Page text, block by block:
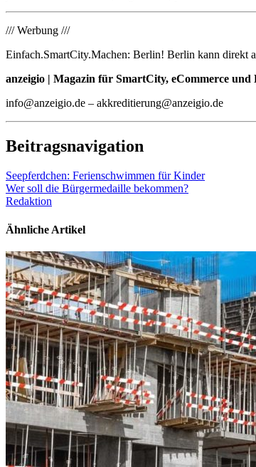
/// Werbung ///
Einfach.SmartCity.Machen: Berlin! Berlin kann direkt
anzeigio | Magazin für SmartCity, eCommerce
info@anzeigio.de – akkreditierung@anzeigio.de
Beitragsnavigation
Seepferdchen: Ferienschwimmen für Kinder
Wer soll die Bürgermedaille bekommen?
Redaktion
Ähnliche Artikel